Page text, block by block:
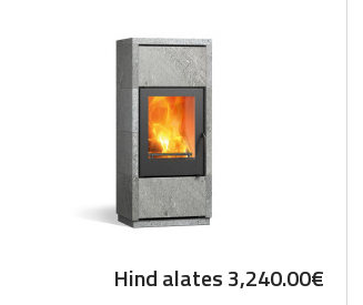
Hind alates3,240.00€